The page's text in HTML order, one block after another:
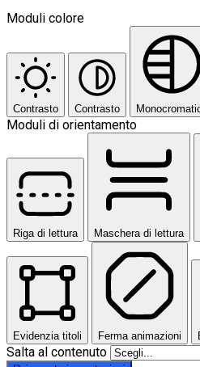
Moduli colore
Contrasto Contrasto
Moduli di orientamento
Riga di lettura Maschera di lettura
Evidenzia titoli Ferma animazioni
Salta al contenuto